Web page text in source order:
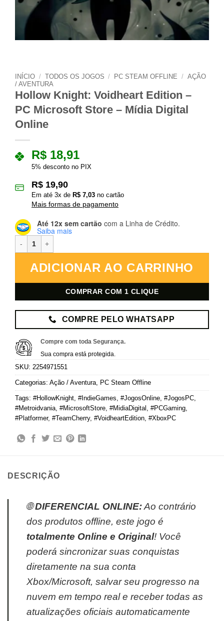
INÍCIO / TODOS OS JOGOS / PC STEAM OFFLINE / AÇÃO
/ AVENTURA
Hollow Knight: Voidheart Edition –
PC Microsoft Store – Mídia Digital
Online
R$ 18,91
5% desconto no PIX
R$ 19,90
Em até 3x de R$ 7,03 no cartão
Mais formas de pagamento
Até 12x sem cartão com a Linha de Crédito.
Saiba mais
ADICIONAR AO CARRINHO
COMPRAR COM 1 CLIQUE
COMPRE PELO WHATSAPP
Compre com toda Segurança.
Sua compra está protegida.
SKU: 2254971551
Categorias: Ação / Aventura PC Steam Offline
Tags: #HollowKnight #IndieGames #JogosOnline #JogosPC
#Metroidvania #MicrosoftStore #MidiaDigital #PCGaming
#Platformer, #TeamCherry, #VoidheartEdition #XboxPC
DESCRIÇÃO
🌐DIFERENCIAL ONLINE:Ao contrário
dos produtos offline, este jogo é
totalmente Online e Original! Você
poderá sincronizar suas conquistas
diretamente na sua conta
Xbox/Microsoft, salvar seu progresso na
nuvem em tempo real e receber todas as
atualizações oficiais automaticamente